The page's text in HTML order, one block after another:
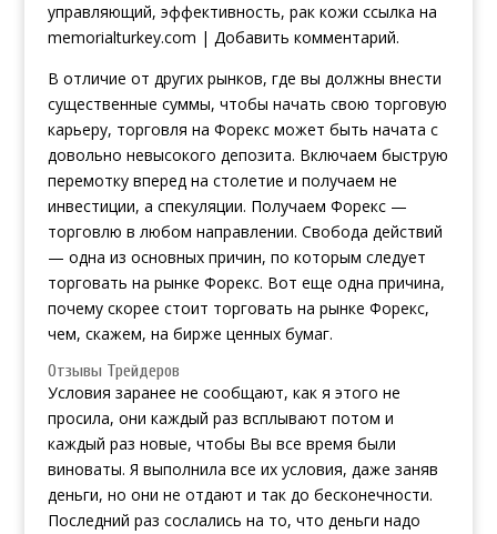
управляющий, эффективность, рак кожи ссылка на
memorialturkey.com | Добавить комментарий.
В отличие от других рынков, где вы должны внести
существенные суммы, чтобы начать свою торговую
карьеру, торговля на Форекс может быть начата с
довольно невысокого депозита. Включаем быструю
перемотку вперед на столетие и получаем не
инвестиции, а спекуляции. Получаем Форекс —
торговлю в любом направлении. Свобода действий
— одна из основных причин, по которым следует
торговать на рынке Форекс. Вот еще одна причина,
почему скорее стоит торговать на рынке Форекс,
чем, скажем, на бирже ценных бумаг.
Отзывы Трейдеров
Условия заранее не сообщают, как я этого не
просила, они каждый раз всплывают потом и
каждый раз новые, чтобы Вы все время были
виноваты. Я выполнила все их условия, даже заняв
деньги, но они не отдают и так до бесконечности.
Последний раз сослались на то, что деньги надо